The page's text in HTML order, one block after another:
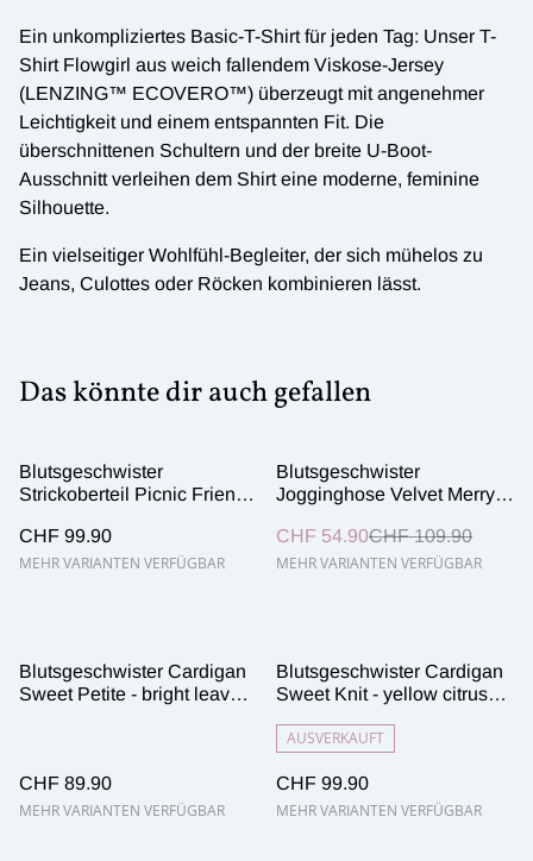
Ein unkompliziertes Basic-T-Shirt für jeden Tag: Unser T-
Shirt Flowgirl aus weich fallendem Viskose-Jersey
(LENZING™ ECOVERO™) überzeugt mit angenehmer
Leichtigkeit und einem entspannten Fit. Die
überschnittenen Schultern und der breite U-Boot-
Ausschnitt verleihen dem Shirt eine moderne, feminine
Silhouette.
Ein vielseitiger Wohlfühl-Begleiter, der sich mühelos zu
Jeans, Culottes oder Röcken kombinieren lässt.
Das könnte dir auch gefallen
Blutsgeschwister
Strickoberteil Picnic Friend -
CHF 99.90
MEHR VARIANTEN VERFÜGBAR
%
Blutsgeschwister
Jogginghose Velvet Merry
blue
CHF 54.90CHF 109.90
MEHR VARIANTEN VERFÜGBAR
Blutsgeschwister Cardigan
Sweet Petite - bright leave
CHF 89.90
MEHR VARIANTEN VERFÜGBAR
Blutsgeschwister Cardigan
Sweet Knit - yellow citrus
AUSVERKAUFT
CHF 99.90
MEHR VARIANTEN VERFÜGBAR